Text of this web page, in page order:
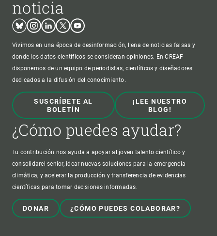
noticia
BlueskyInstagram
LinkedinTwitterYoutube
Vivimos en una época de desinformación, llena de noticias falsas y
donde los datos científicos se consideran opiniones. En CREAF
disponemos de un equipo de periodistas, científicos y diseñadores
dedicados a la difusión del conocimiento.
SUSCRÍBETE AL
BOLETÍN
¡LEE NUESTRO
BLOG!
¿Cómo puedes ayudar?
Tu contribución nos ayuda a apoyar al joven talento científico y
consolidarel senior, idear nuevas soluciones para la emergencia
climática, y acelerar la producción y transferencia de evidencias
científicas para tomar decisiones informadas.
DONAR ¿CÓMO PUEDES COLABORAR?